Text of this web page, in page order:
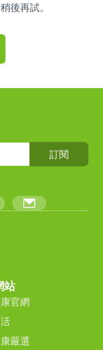
後再試。
訂閱
站
官網
嚴選